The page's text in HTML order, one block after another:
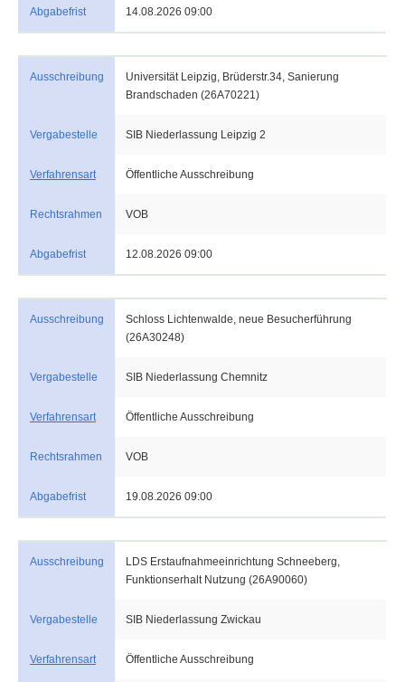
Abgabefrist 14.08.2026 09:00
Ausschreibung
Universität Leipzig, Brüderstr.34, Sanierung
Brandschaden (26A70221)
Vergabestelle SIB Niederlassung Leipzig 2
Verfahrensart Öffentliche Ausschreibung
Rechtsrahmen VOB
Abgabefrist 12.08.2026 09:00
Ausschreibung
Schloss Lichtenwalde, neue Besucherführung
(26A30248)
Vergabestelle SIB Niederlassung Chemnitz
Verfahrensart Öffentliche Ausschreibung
Rechtsrahmen VOB
Abgabefrist 19.08.2026 09:00
Ausschreibung
LDS Erstaufnahmeeinrichtung Schneeberg,
Funktionserhalt Nutzung (26A90060)
Vergabestelle SIB Niederlassung Zwickau
Verfahrensart Öffentliche Ausschreibung